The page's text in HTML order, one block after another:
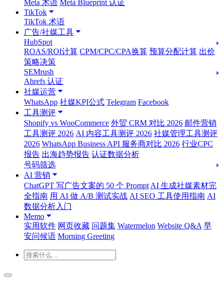
Meta 术语 Meta Blueprint 认证
TikTok
TikTok 术语
广告/社媒工具
HubSpot
ROAS/ROI计算 CPM/CPC/CPA换算 预算分配计算 出价
策略决策
SEMrush
Ahrefs 认证
社媒运营
WhatsApp 社媒KPI公式 Telegram Facebook
工具测评
Shopify vs WooCommerce 外贸 CRM 对比 2026 邮件营销
工具测评 2026 AI 内容工具测评 2026 社媒管理工具测评
2026 WhatsApp Business API 服务商对比 2026 行业CPC
报告 出海趋势报告 认证数据分析
号码筛选
AI 营销
ChatGPT 写广告文案的 50 个 Prompt AI 生成社媒素材完
全指南 用 AI 做 A/B 测试实战 AI SEO 工具使用指南 AI
数据分析入门
Memo
实用软件 网页收藏 问题集 Watermelon Website Q&A 早
安问候语 Morning Greeting